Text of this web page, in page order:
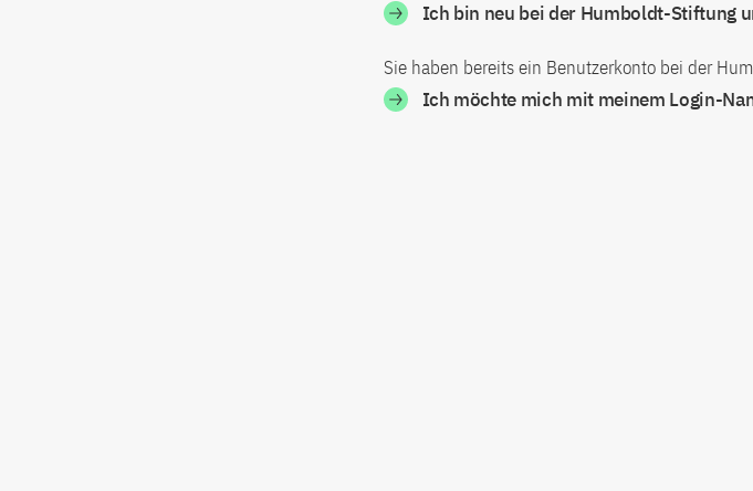
Ich bin neu bei der Humboldt-Stiftung
Sie haben bereits ein Benutzerkonto bei der
Ich möchte mich mit meinem Login-